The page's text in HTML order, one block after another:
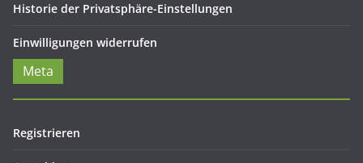
Historie der Privatsphäre-Einstellungen
Einwilligungen widerrufen
Meta
Registrieren